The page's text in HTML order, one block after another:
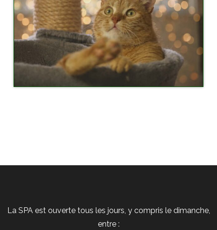
La SPA est ouverte tous les jours, y compris le dimanche,
entre :